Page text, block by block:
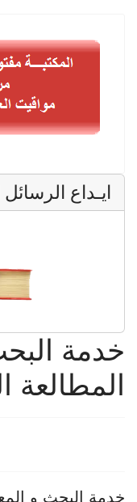
ايـداع الرسائل
خدمة
المطالعة
خدمة البحث و